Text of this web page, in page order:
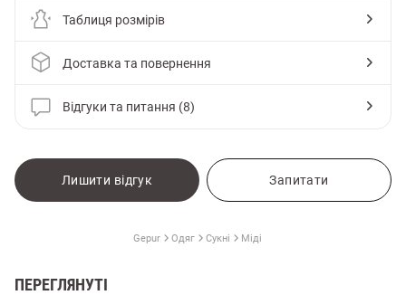
Таблиця розмірів
Доставка та повернення
Відгуки та питання (8)
Лишити відгук Запитати
Gepur Одяг Сукні Міді
ПЕРЕГЛЯНУТІ